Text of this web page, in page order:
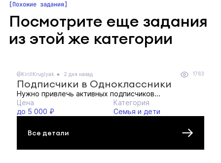
Похожие задания
Посмотрите еще задания
из этой же категории
@KirillKruglyak 2 дня назад 1763
Подписчики в Одноклассники
Нужно привлечь активных подписчиков...
Цена
до 5 000 ₽
Категория
Семья и дети
Все детали